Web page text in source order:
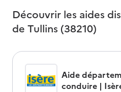
Découvrir les aides
de Tullins (38210)
Aide
conduire |